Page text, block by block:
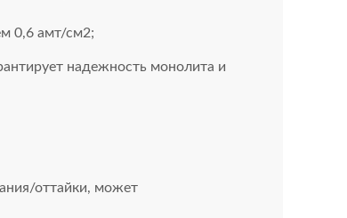
0,6 амт/см2;
надежность монолита и
оттайки, может